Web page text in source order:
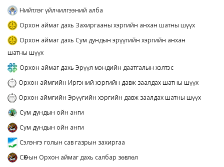
Нийтлэг үйлчилгээний алба
Орхон аймаг дахь Захиргааны хэргийн анхан шатны шүүх
Орхон аймаг дахь Сум дундын эрүүгийн хэргийн анхан
шатны шүүх
Орхон аймаг дахь Эрүүл мэндийн даатгалын хэлтэс
Орхон аймгийн Иргэний хэргийн давж заалдах шатны шүүх
Орхон аймгийн Эрүүгийн хэргийн давж заалдах шатны шүүх
Сум дундын ойн анги
Сум дундын ойн анги
Сэлэнгэ голын сав газрын захиргаа
СӨХ-ын Орхон аймаг дахь салбар зөвлөл